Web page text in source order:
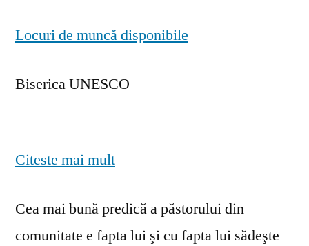
Locuri de muncă disponibile
Biserica UNESCO
Citeste mai mult
Cea mai bună predică a păstorului din
comunitate e fapta lui şi cu fapta lui sădeşte